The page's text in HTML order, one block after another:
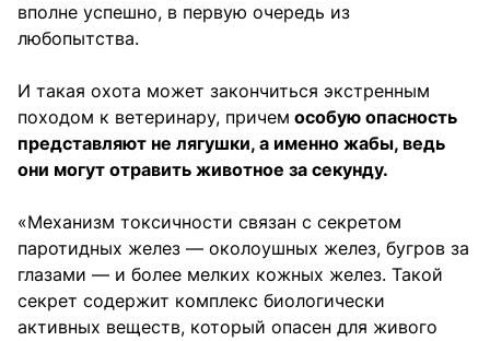
вполне успешно, в первую очередь из
любопытства.
И такая охота может закончиться экстренным
походом к ветеринару, причем особую опасность
представляют не лягушки, а именно жабы, ведь
они могут отравить животное за секунду.
«Механизм токсичности связан с секретом
паротидных желез — околоушных желез, бугров за
глазами — и более мелких кожных желез. Такой
секрет содержит комплекс биологически
активных веществ, который опасен для живого